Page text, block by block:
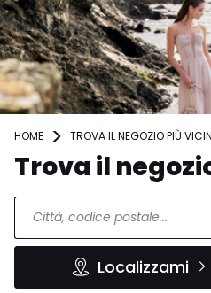
HOME TROVA IL NEGOZIO PIÙ
Trova il
Localizzami